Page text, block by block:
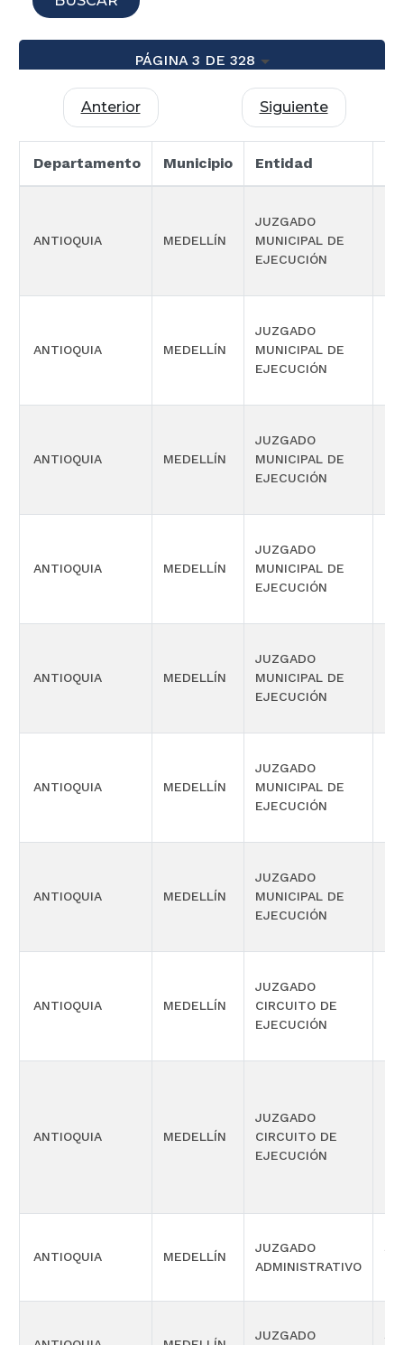
PÁGINA 3 DE 328
Anterior Siguiente
Departamento Municipio Entidad
ANTIOQUIA MEDELLÍN
JUZGADO
MUNICIPAL DE
EJECUCIÓN
ANTIOQUIA MEDELLÍN
JUZGADO
MUNICIPAL DE
EJECUCIÓN
ANTIOQUIA MEDELLÍN
JUZGADO
MUNICIPAL DE
EJECUCIÓN
ANTIOQUIA MEDELLÍN
JUZGADO
MUNICIPAL DE
EJECUCIÓN
ANTIOQUIA MEDELLÍN
JUZGADO
MUNICIPAL DE
EJECUCIÓN
ANTIOQUIA MEDELLÍN
JUZGADO
MUNICIPAL DE
EJECUCIÓN
ANTIOQUIA MEDELLÍN
JUZGADO
MUNICIPAL DE
EJECUCIÓN
ANTIOQUIA MEDELLÍN
JUZGADO
CIRCUITO DE
EJECUCIÓN
ANTIOQUIA MEDELLÍN
JUZGADO
CIRCUITO DE
EJECUCIÓN
ANTIOQUIA MEDELLÍN
JUZGADO
ADMINISTRATIVO
JUZGADO